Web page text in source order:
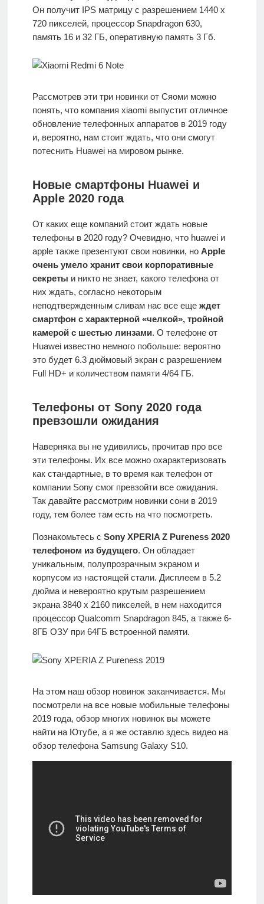
Он получит IPS матрицу с разрешением 1440 x
720 пикселей, процессор Snapdragon 630,
память 16 и 32 ГБ, оперативную память 3 Гб.
Рассмотрев эти три новинки от Сяоми можно
понять, что компания xiaomi выпустит отличное
обновление телефонных аппаратов в 2019 году
и, вероятно, нам стоит ждать, что они смогут
потеснить Huawei на мировом рынке.
Новые смартфоны Huawei и
Apple 2020 года
От каких еще компаний стоит ждать новые
телефоны в 2020 году? Очевидно, что huawei и
apple также презентуют свои новинки, но Apple
очень умело хранит свои корпоративные
секреты и никто не знает, какого телефона от
них ждать, согласно некоторым
неподтвержденным сливам нас все еще ждет
смартфон с характерной «челкой», тройной
камерой с шестью линзами. О телефоне от
Huawei известно немного побольше: вероятно
это будет 6.3 дюймовый экран с разрешением
Full HD+ и количеством памяти 4/64 ГБ.
Телефоны от Sony 2020 года
превзошли ожидания
Наверняка вы не удивились, прочитав про все
эти телефоны. Их все можно охарактеризовать
как стандартные, в то время как телефон от
компании Sony смог превзойти все ожидания.
Так давайте рассмотрим новинки сони в 2019
году, тем более там есть на что посмотреть.
Познакомьтесь с Sony XPERIA Z Pureness 2020
телефоном из будущего. Он обладает
уникальным, полупрозрачным экраном и
корпусом из настоящей стали. Дисплеем в 5.2
дюйма и невероятно крутым разрешением
экрана 3840 x 2160 пикселей, в нем находится
процессор Qualcomm Snapdragon 845, а также 6-
8ГБ ОЗУ при 64ГБ встроенной памяти.
На этом наш обзор новинок заканчивается. Мы
посмотрели на все новые мобильные телефоны
2019 года, обзор многих новинок вы можете
найти на Ютубе, а я же оставлю здесь видео на
обзор телефона Samsung Galaxy S10.